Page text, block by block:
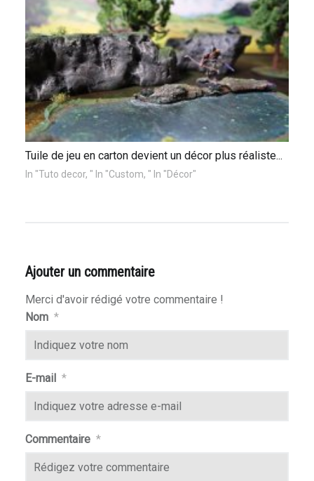
Tuile de jeu en carton devient un décor plus réaliste...
In "Tuto decor, " In "Custom, " In "Décor"
Ajouter un commentaire
Merci d'avoir rédigé votre commentaire !
Nom *
E-mail *
Commentaire *